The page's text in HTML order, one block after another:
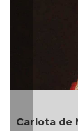
México: